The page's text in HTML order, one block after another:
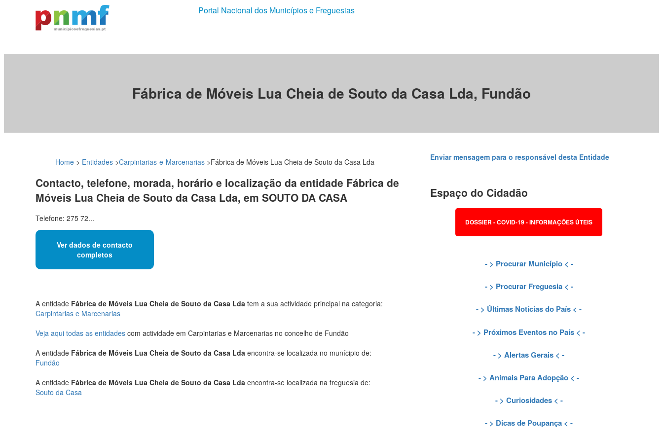
Portal Nacional dos Municípios e Freguesias
Fábrica de Móveis Lua Cheia de Souto da Casa Lda, Fundão
Home > Entidades >Carpintarias-e-Marcenarias >Fábrica de Móveis Lua Cheia de Souto da Casa Lda
Contacto, telefone, morada, horário e localização da entidade Fábrica de
Móveis Lua Cheia de Souto da Casa Lda, em SOUTO DA CASA
Telefone: 275 72...
Ver dados de contacto
completos
A entidade Fábrica de Móveis Lua Cheia de Souto da Casa Lda tem a sua actividade principal na categoria:
Carpintarias e Marcenarias
Veja aqui todas as entidades com actividade em Carpintarias e Marcenarias no concelho de Fundão
A entidade Fábrica de Móveis Lua Cheia de Souto da Casa Lda encontra-se localizada no munícipio de:
Fundão
A entidade Fábrica de Móveis Lua Cheia de Souto da Casa Lda encontra-se localizada na freguesia de:
Souto da Casa
Enviar mensagem para o responsável desta Entidade
Espaço do Cidadão
DOSSIER - COVID-19 - INFORMAÇÕES ÚTEIS
- > Procurar Município< -
- > Procurar Freguesia< -
- > Últimas Notícias do País < -
- > Próximos Eventos no País < -
- > Alertas Gerais < -
- > Animais Para Adopção < -
- > Curiosidades< -
- > Dicas de Poupança < -